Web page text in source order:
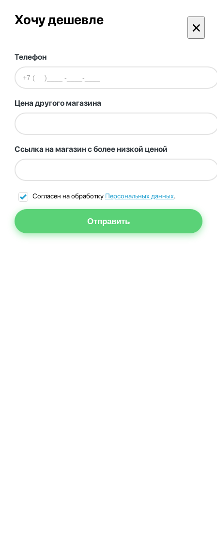
Хочу дешевле ×
Телефон
Цена другого магазина
Ссылка на магазин с более низкой ценой
Согласен на обработку Персональных данных.
Отправить